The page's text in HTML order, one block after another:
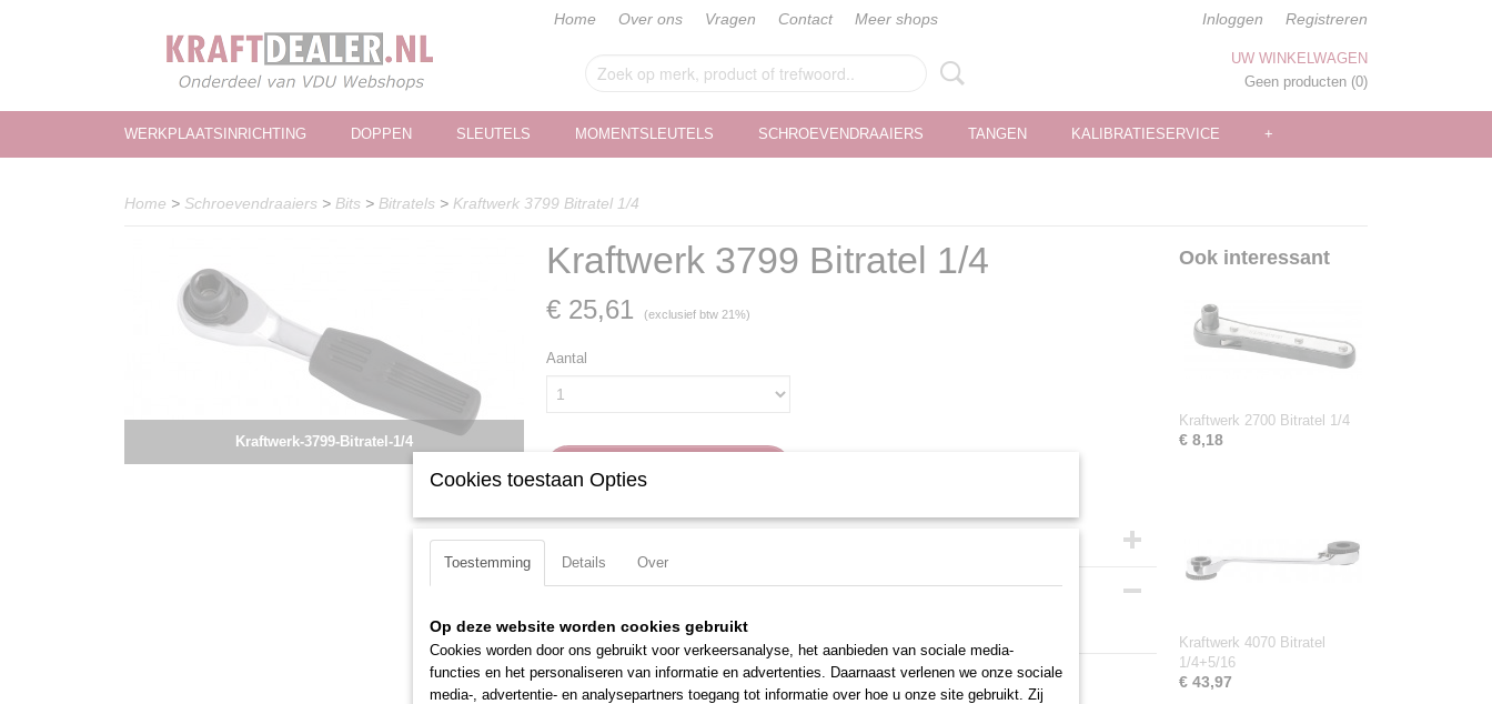
Home Over ons Vragen Contact Meer shops Inloggen Registreren
UW WINKELWAGEN
Geen producten (0)
WERKPLAATSINRICHTING DOPPEN SLEUTELS MOMENTSLEUTELS SCHROEVENDRAAIERS TANGEN KALIBRATIESERVICE +
Home > Schroevendraaiers > Bits > Bitratels > Kraftwerk 3799 Bitratel 1/4
Kraftwerk-3799-Bitratel-1/4
Kraftwerk 3799 Bitratel 1/4
€ 25,61 (exclusief btw 21%)
Aantal
Productcode leverancier
Omschrijving
Omschakelbare bitratel voor 1/4 " bits.
Ook interessant
Kraftwerk 2700 Bitratel 1/4
€ 8,18
Kraftwerk 4070 Bitratel
1/4+5/16
€ 43,97
Cookies toestaan Opties
Toestemming Details Over
Op deze website worden cookies gebruikt
Cookies worden door ons gebruikt voor verkeersanalyse, het aanbieden van sociale media-
functies en het personaliseren van informatie en advertenties. Daarnaast verlenen we onze sociale
media-, advertentie- en analysepartners toegang tot informatie over hoe u onze site gebruikt. Zij